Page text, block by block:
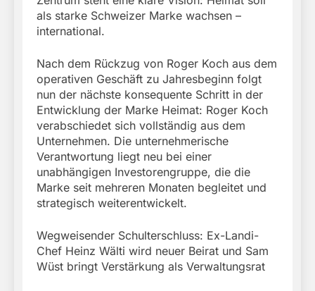
als starke Schweizer Marke wachsen –
international.
Nach dem Rückzug von Roger Koch aus dem
operativen Geschäft zu Jahresbeginn folgt
nun der nächste konsequente Schritt in der
Entwicklung der Marke Heimat: Roger Koch
verabschiedet sich vollständig aus dem
Unternehmen. Die unternehmerische
Verantwortung liegt neu bei einer
unabhängigen Investorengruppe, die die
Marke seit mehreren Monaten begleitet und
strategisch weiterentwickelt.
Wegweisender Schulterschluss: Ex-Landi-
Chef Heinz Wälti wird neuer Beirat und Sam
Wüst bringt Verstärkung als Verwaltungsrat